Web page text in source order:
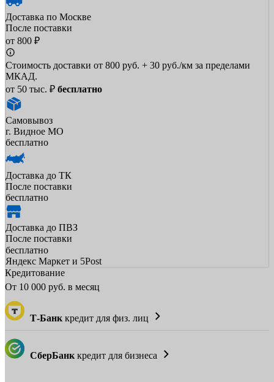
Доставка по Москве
После поставки
от 800 ₽
Стоимость доставки от 800 руб. + 30 руб./км за пределами
МКАД.
от 50 тыс. ₽ бесплатно
Самовывоз
г. Видное МО
бесплатно
Доставка до ТК
После поставки
бесплатно
Доставка до ПВЗ
После поставки
бесплатно
Яндекс Маркет и 5Post
Кредитование
От 10 000 руб. в месяц
Т-Банк кредит для физ. лиц
СберБанк кредит для бизнеса